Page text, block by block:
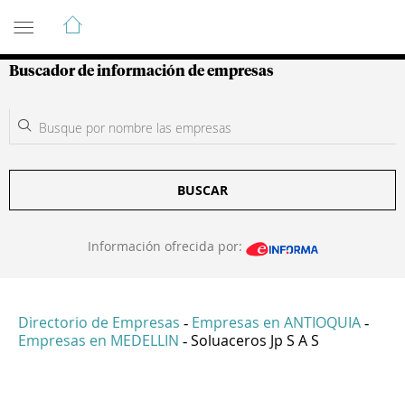
Guía de Empresas Colombianas
Buscador de información de empresas
BUSCAR
Información ofrecida por:
Directorio de Empresas - Empresas en ANTIOQUIA -
Empresas en MEDELLIN - Soluaceros Jp S A S